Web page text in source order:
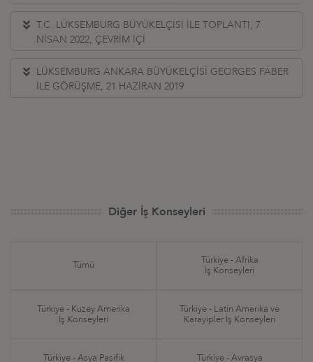
T.C. LÜKSEMBURG BÜYÜKELÇİSİ İLE TOPLANTI, 7
NİSAN 2022, ÇEVRİM İÇİ
LÜKSEMBURG ANKARA BÜYÜKELÇİSİ GEORGES FABER
İLE GÖRÜŞME, 21 HAZİRAN 2019
Diğer İş Konseyleri
Tümü
Türkiye - Afrika
İş Konseyleri
Türkiye - Kuzey Amerika
İş Konseyleri
Türkiye - Latin Amerika ve
Karayipler İş Konseyleri
Türkiye - Asya Pasifik
Türkiye - Avrasya